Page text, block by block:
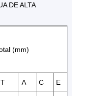
DE ALTA
(mm)
T A C E